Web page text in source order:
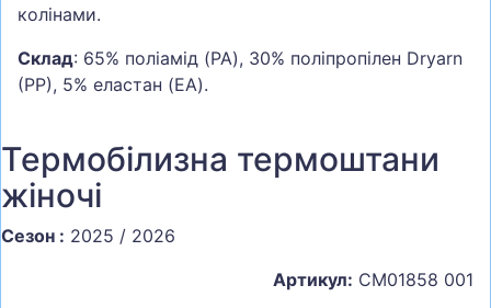
колінами.
Склад: 65% поліамід (PA), 30% поліпропілен Dryarn
(PP), 5% еластан (EA).
Термобілизна термоштани
жіночі
Сезон : 2025 / 2026
Артикул: CM01858 001